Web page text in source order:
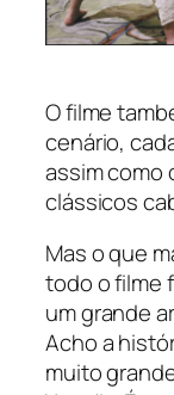
O filme
cenário,
assim como
clássicos
Mas o que
todo o filme
um grande
Acho a
muito